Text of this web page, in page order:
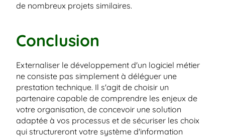
de nombreux projets similaires.
Conclusion
Externaliser le développement d'un logiciel métier
ne consiste pas simplement à déléguer une
prestation technique. Il s'agit de choisir un
partenaire capable de comprendre les enjeux de
votre organisation, de concevoir une solution
adaptée à vos processus et de sécuriser les choix
qui structureront votre système d'information